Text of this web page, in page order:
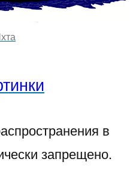
в
запрещено.